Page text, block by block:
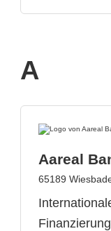
A
Aareal
65189